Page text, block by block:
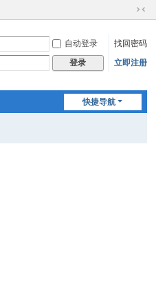
切
到
窄
自动登录
找回密码
登录 立即注册
快捷导航